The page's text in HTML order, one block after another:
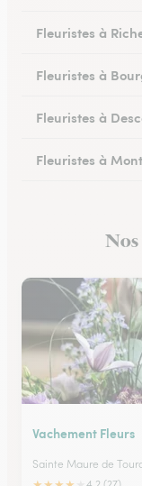
Fleuristes à
Fleuristes à
Fleuristes à
Fleuristes à
Fleuristes àNos
Vachement Fleurs
Sainte Maure de